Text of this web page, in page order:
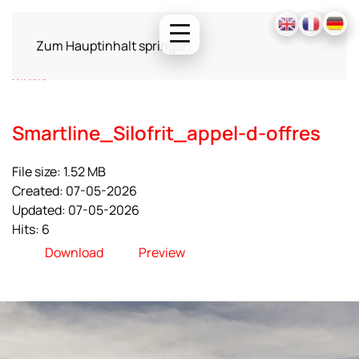
Zum Hauptinhalt springen
Smartline_Silofrit_appel-d-offres
File size: 1.52 MB
Created: 07-05-2026
Updated: 07-05-2026
Hits: 6
Download
Preview